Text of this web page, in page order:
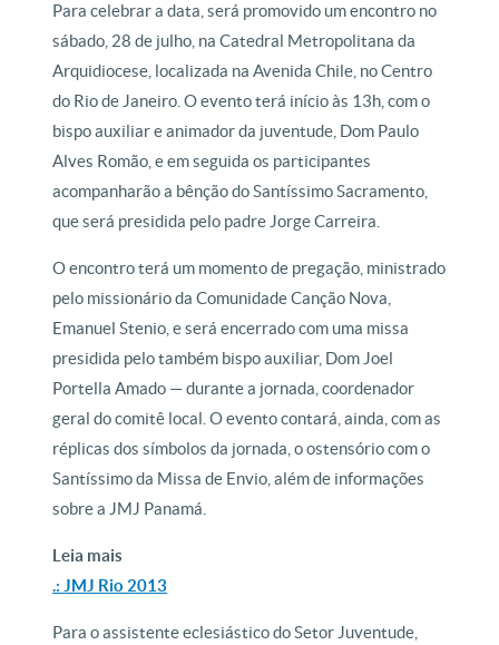
Para celebrar a data, será promovido um encontro no
sábado, 28 de julho, na Catedral Metropolitana da
Arquidiocese, localizada na Avenida Chile, no Centro
do Rio de Janeiro. O evento terá início às 13h, com o
bispo auxiliar e animador da juventude, Dom Paulo
Alves Romão, e em seguida os participantes
acompanharão a bênção do Santíssimo Sacramento,
que será presidida pelo padre Jorge Carreira.
O encontro terá um momento de pregação, ministrado
pelo missionário da Comunidade Canção Nova,
Emanuel Stenio, e será encerrado com uma missa
presidida pelo também bispo auxiliar, Dom Joel
Portella Amado — durante a jornada, coordenador
geral do comitê local. O evento contará, ainda, com as
réplicas dos símbolos da jornada, o ostensório com o
Santíssimo da Missa de Envio, além de informações
sobre a JMJ Panamá.
Leia mais
.: JMJ Rio 2013
Para o assistente eclesiástico do Setor Juventude,